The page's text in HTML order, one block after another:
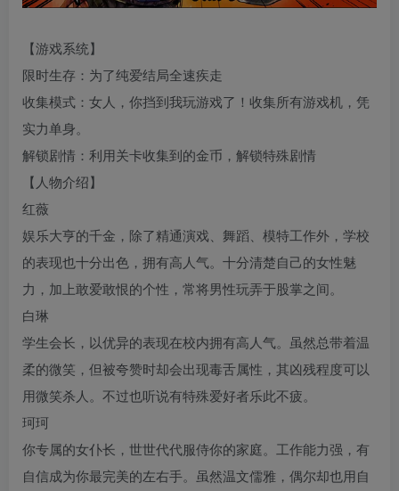
【游戏系统】
限时生存：为了纯爱结局全速疾走
收集模式：女人，你挡到我玩游戏了！收集所有游戏机，凭
实力单身。
解锁剧情：利用关卡收集到的金币，解锁特殊剧情
【人物介绍】
红薇
娱乐大亨的千金，除了精通演戏、舞蹈、模特工作外，学校
的表现也十分出色，拥有高人气。十分清楚自己的女性魅
力，加上敢爱敢恨的个性，常将男性玩弄于股掌之间。
白琳
学生会长，以优异的表现在校内拥有高人气。虽然总带着温
柔的微笑，但被夸赞时却会出现毒舌属性，其凶残程度可以
用微笑杀人。不过也听说有特殊爱好者乐此不疲。
珂珂
你专属的女仆长，世世代代服侍你的家庭。工作能力强，有
自信成为你最完美的左右手。虽然温文儒雅，偶尔却也用自